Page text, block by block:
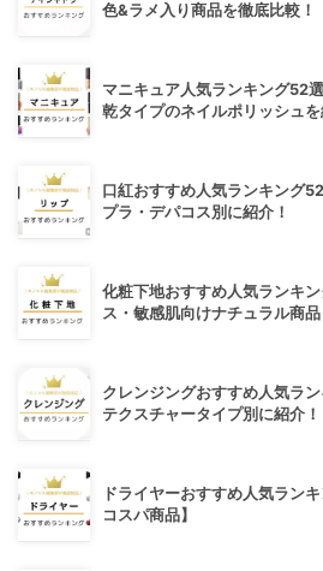
色&ラメ入り商品を徹底比較！
マニキュア人気ランキング52
乾タイプのネイルポリッシュを
口紅おすすめ人気ランキング
プラ・デパコス別に紹介！
化粧下地おすすめ人気ランキ
ス・敏感肌向けナチュラル商品
クレンジングおすすめ人気ラ
テクスチャータイプ別に紹介！
ドライヤーおすすめ人気ラン
コスパ商品】